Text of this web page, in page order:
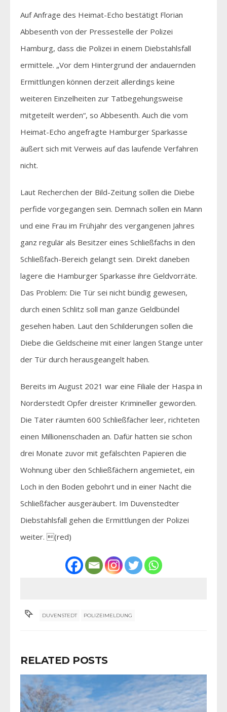
Auf Anfrage des Heimat-Echo bestätigt Florian
Abbesenth von der Pressestelle der Polizei
Hamburg, dass die Polizei in einem Diebstahlsfall
ermittele. „Vor dem Hintergrund der andauernden
Ermittlungen können derzeit allerdings keine
weiteren Einzelheiten zur Tatbegehungsweise
mitgeteilt werden“, so Abbesenth. Auch die vom
Heimat-Echo angefragte Hamburger Sparkasse
äußert sich mit Verweis auf das laufende Verfahren
nicht.
Laut Recherchen der Bild-Zeitung sollen die Diebe
perfide vorgegangen sein. Demnach sollen ein Mann
und eine Frau im Frühjahr des vergangenen Jahres
ganz regulär als Besitzer eines Schließfachs in den
Schließfach-Bereich gelangt sein. Direkt daneben
lagere die Hamburger Sparkasse ihre Geldvorräte.
Das Problem: Die Tür sei nicht bündig gewesen,
durch einen Schlitz soll man ganze Geldbündel
gesehen haben. Laut den Schilderungen sollen die
Diebe die Geldscheine mit einer langen Stange unter
der Tür durch herausgeangelt haben.
Bereits im August 2021 war eine Filiale der Haspa in
Norderstedt Opfer dreister Krimineller geworden.
Die Täter räumten 600 Schließfächer leer, richteten
einen Millionenschaden an. Dafür hatten sie schon
drei Monate zuvor mit gefälschten Papieren die
Wohnung über den Schließfächern angemietet, ein
Loch in den Boden gebohrt und in einer Nacht die
Schließfächer ausgeräubert. Im Duvenstedter
Diebstahlsfall gehen die Ermittlungen der Polizei
weiter. (red)
DUVENSTEDT POLIZEIMELDUNG
RELATED POSTS